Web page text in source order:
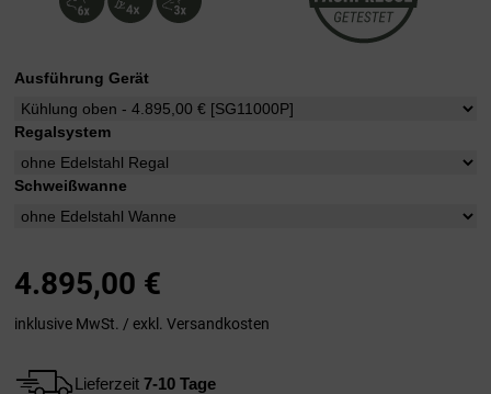
Ausführung Gerät
Regalsystem
Schweißwanne
4.895,00 €
inklusive MwSt. / exkl. Versandkosten
Lieferzeit 7-10 Tage